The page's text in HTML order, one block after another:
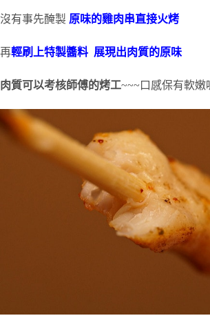
沒有事先醃製 原味的雞肉串直接火烤
再輕刷上特製醬料 展現出肉質的原味
肉質可以考核師傅的烤工~~~口感保有軟嫩